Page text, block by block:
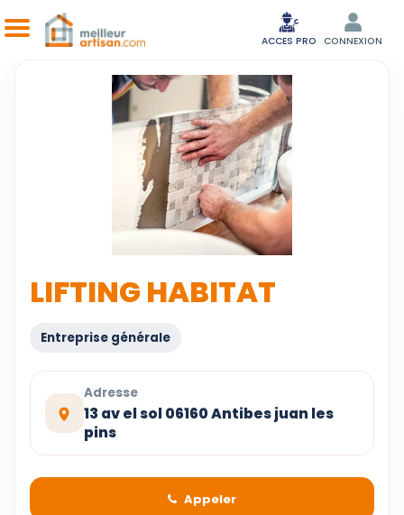
ACCES PRO CONNEXION
LIFTING HABITAT
Entreprise générale
Adresse
13 av el sol 06160 Antibes juan les
pins
Appeler